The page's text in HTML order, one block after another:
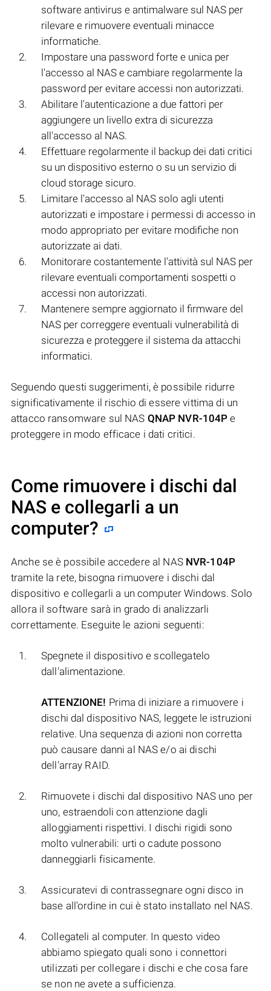
software antivirus e antimalware sul NAS per
rilevare e rimuovere eventuali minacce
informatiche.
Impostare una password forte e unica per
l'accesso al NAS e cambiare regolarmente la
password per evitare accessi non autorizzati.
Abilitare l'autenticazione a due fattori per
aggiungere un livello extra di sicurezza
all'accesso al NAS.
Effettuare regolarmente il backup dei dati critici
su un dispositivo esterno o su un servizio di
cloud storage sicuro.
Limitare l'accesso al NAS solo agli utenti
autorizzati e impostare i permessi di accesso in
modo appropriato per evitare modifiche non
autorizzate ai dati.
Monitorare costantemente l'attività sul NAS per
rilevare eventuali comportamenti sospetti o
accessi non autorizzati.
Mantenere sempre aggiornato il firmware del
NAS per correggere eventuali vulnerabilità di
sicurezza e proteggere il sistema da attacchi
informatici.
Seguendo questi suggerimenti, è possibile ridurre
significativamente il rischio di essere vittima di un
attacco ransomware sul NAS QNAP NVR-104P e
proteggere in modo efficace i dati critici.
Come rimuovere i dischi dal
NAS e collegarli a un
computer?
Anche se è possibile accedere al NAS NVR-104P
tramite la rete, bisogna rimuovere i dischi dal
dispositivo e collegarli a un computer Windows. Solo
allora il software sarà in grado di analizzarli
correttamente. Eseguite le azioni seguenti:
Spegnete il dispositivo e scollegatelo
dall'alimentazione.
ATTENZIONE! Prima di iniziare a rimuovere i
dischi dal dispositivo NAS, leggete le istruzioni
relative. Una sequenza di azioni non corretta
può causare danni al NAS e/o ai dischi
dell'array RAID.
Rimuovete i dischi dal dispositivo NAS uno per
uno, estraendoli con attenzione dagli
alloggiamenti rispettivi. I dischi rigidi sono
molto vulnerabili: urti o cadute possono
danneggiarli fisicamente.
Assicuratevi di contrassegnare ogni disco in
base all'ordine in cui è stato installato nel NAS.
Collegateli al computer. In questo video
abbiamo spiegato quali sono i connettori
utilizzati per collegare i dischi e che cosa fare
se non ne avete a sufficienza.